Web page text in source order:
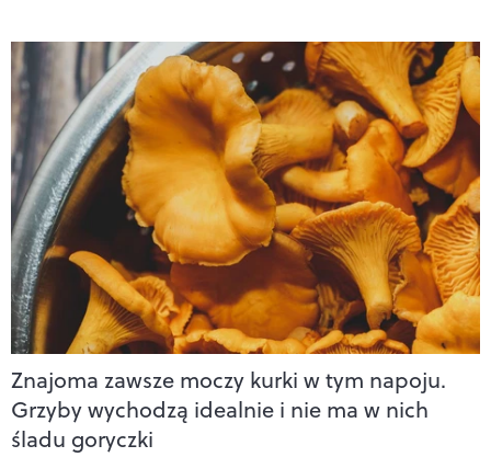
Znajoma zawsze moczy kurki w tym napoju.
Grzyby wychodzą idealnie i nie ma w nich
śladu goryczki